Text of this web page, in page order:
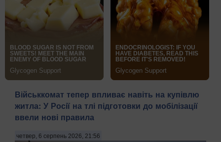
Військкомат тепер впливає навіть на купівлю
житла: У Росії на тлі підготовки до мобілізації
ввели нові правила
четвер, 6 серпень 2026, 21:56